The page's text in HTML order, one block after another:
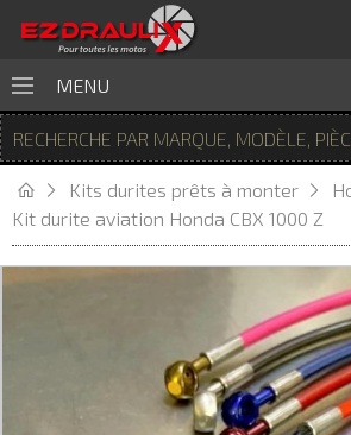
MENU
Kits durites prêts à monter
Kit durite aviation Honda CBX 1000 Z